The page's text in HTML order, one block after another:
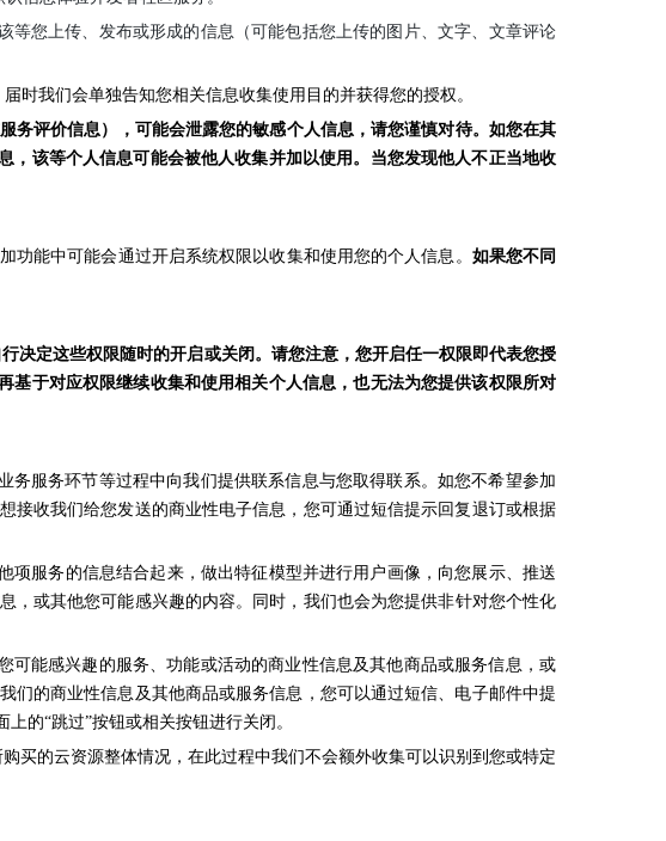
等您上传、发布或形成的信息（可能包括您上传的图片、文字、文章评论
时我们会单独告知您相关信息收集使用目的并获得您的授权。
务评价信息），可能会泄露您的敏感个人信息，请您谨慎对待。如您在其
该等个人信息可能会被他人收集并加以使用。当您发现他人不正当地收
能中可能会通过开启系统权限以收集和使用您的个人信息。 如果您不同
决定这些权限随时的开启或关闭。请您注意，您开启任一权限即代表您授
基于对应权限继续收集和使用相关个人信息，也无法为您提供该权限所对
服务环节等过程中向我们提供联系信息与您取得联系。如您不希望参加
接收我们给您发送的商业性电子信息，您可通过短信提示回复退订或根据
服务的信息结合起来，做出特征模型并进行用户画像，向您展示、推送
，或其他您可能感兴趣的内容。同时，我们也会为您提供非针对您个性化
能感兴趣的服务、功能或活动的商业性信息及其他商品或服务信息，或
的商业性信息及其他商品或服务信息，您可以通过短信、电子邮件中提
的“跳过”按钮或相关按钮进行关闭。
买的云资源整体情况，在此过程中我们不会额外收集可以识别到您或特定